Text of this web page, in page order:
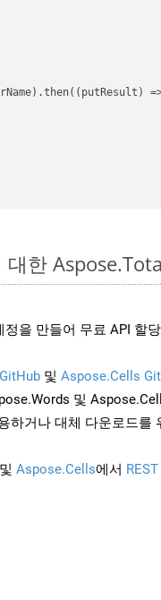
( putResult )
한
정을 만들어 무료 API 할
및 Aspose.Cells
및
하거나 대체 다운로드를
및 Aspose.Cells에서